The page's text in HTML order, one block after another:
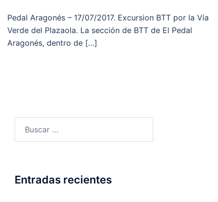
Pedal Aragonés – 17/07/2017. Excursion BTT por la Vía
Verde del Plazaola. La sección de BTT de El Pedal
Aragonés, dentro de […]
Entradas recientes